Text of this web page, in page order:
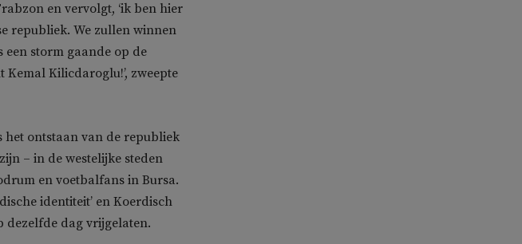
en vervolgt, ‘ik ben hier
republiek. We zullen winnen
een storm gaande op de
Kilicdaroglu!’, zweepte
het ontstaan van de republiek
– in de westelijke steden
en voetbalfans in Bursa.
identiteit’ en Koerdisch
dezelfde dag vrijgelaten.